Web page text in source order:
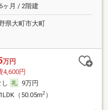
ヶ月 / 2階建
県大町市大町
万円
4,600円
し
9万円
（50.05m2）